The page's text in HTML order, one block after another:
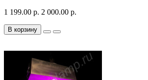
1 199.00 р. 2 000.00 р.
В корзину